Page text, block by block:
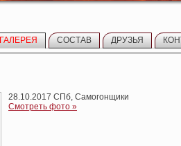
ГАЛЕРЕЯ СОСТАВ ДРУЗЬЯ
28.10.2017 СПб, Самогонщики
Смотреть фото »